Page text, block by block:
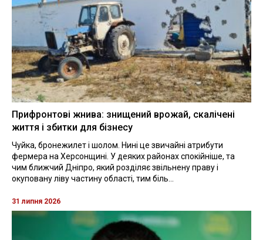
Прифронтові жнива: знищений врожай, скалічені
життя і збитки для бізнесу
Чуйка, бронежилет і шолом. Нині це звичайні атрибути
фермера на Херсонщині. У деяких районах спокійніше, та
чим ближчий Дніпро, який розділяє звільнену праву і
окуповану ліву частину області, тим біль...
31 липня 2026